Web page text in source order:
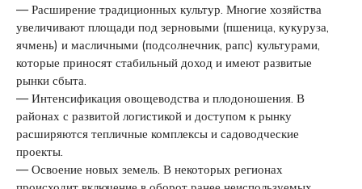
— Расширение традиционных культур. Многие хозяйства
увеличивают площади под зерновыми (пшеница, кукуруза,
ячмень) и масличными (подсолнечник, рапс) культурами,
которые приносят стабильный доход и имеют развитые
рынки сбыта.
— Интенсификация овощеводства и плодоношения. В
районах с развитой логистикой и доступом к рынку
расширяются тепличные комплексы и садоводческие
проекты.
— Освоение новых земель. В некоторых регионах